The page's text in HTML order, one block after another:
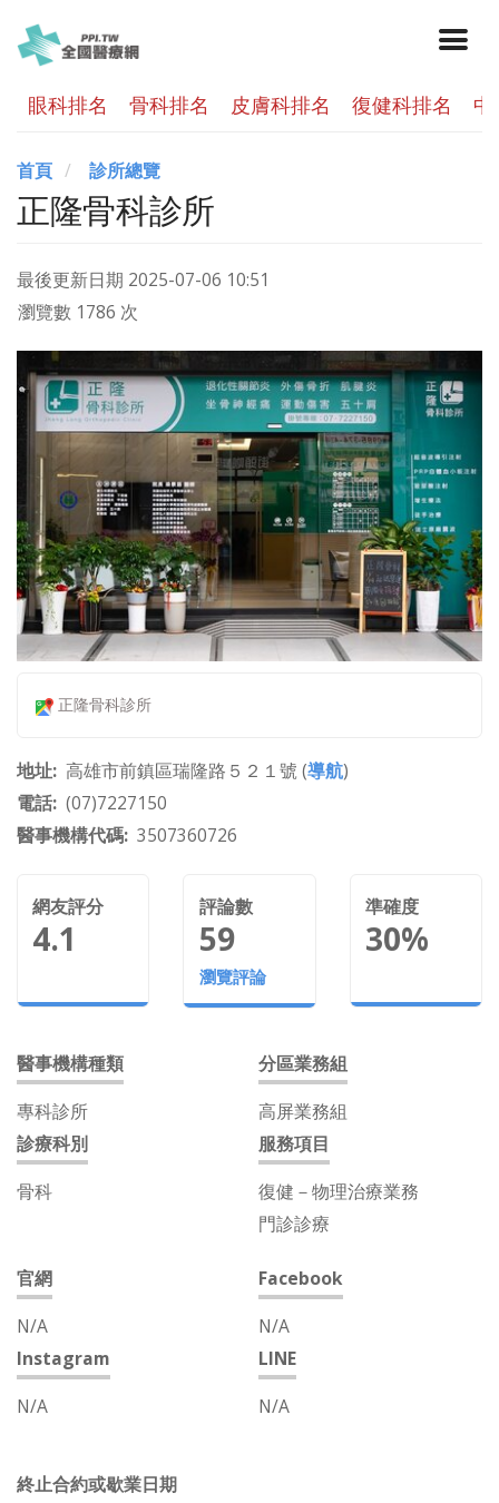
眼科排名 骨科排名 皮膚科排名 復健科排名
首頁 診所總覽
正隆骨科診所
最後更新日期 2025-07-06 10:51
瀏覽數 1786 次
正隆骨科診所
地址 高雄市前鎮區瑞隆路５２１號 (導航)
電話 (07)7227150
醫事機構代碼 3507360726
網友評分
4.1
評論數
59
瀏覽評論
準確度
30%
醫事機構種類
專科診所
分區業務組
高屏業務組
診療科別
骨科
服務項目
復健－物理治療業務
門診診療
官網
N/A
Facebook
N/A
Instagram
N/A
LINE
N/A
終止合約或歇業日期